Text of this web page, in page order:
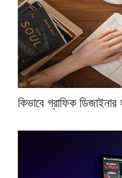
কিভাবে গ্রাফিক ডিজাইনার